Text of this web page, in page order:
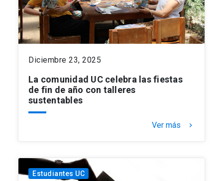
Diciembre 23, 2025
La comunidad UC celebra las fiestas
de fin de año con talleres
sustentables
Ver más keyboard_arrow_right
Estudiantes UC